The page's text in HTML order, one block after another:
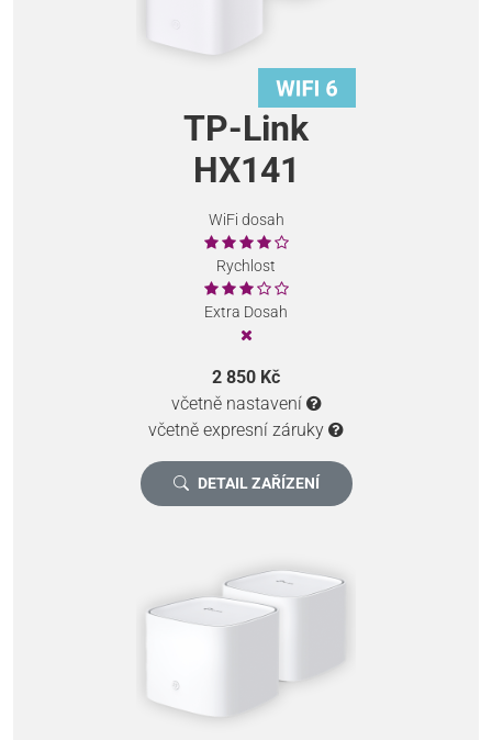
TP-Link
HX141
WiFi dosah
Rychlost
Extra Dosah
2 850 Kč
včetně nastavení
včetně expresní záruky
DETAIL ZAŘÍZENÍ